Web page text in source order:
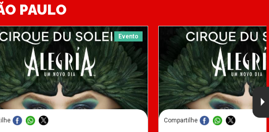
PAULO
Evento
Compartilhe